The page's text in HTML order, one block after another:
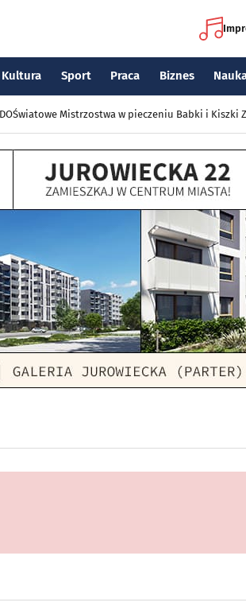
Kultura Sport Praca Biznes
Światowe Mistrzostwa w pieczeniu Babki i Kiszki